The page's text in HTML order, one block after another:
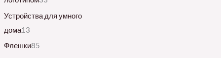
Устройства для умного
дома13
Флешки85